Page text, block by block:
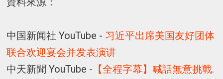
中国新闻社 YouTube - 习近平出席美国友好团体
联合欢迎宴会并发表演讲
中天新聞 YouTube - 【全程字幕】喊話無意挑戰.